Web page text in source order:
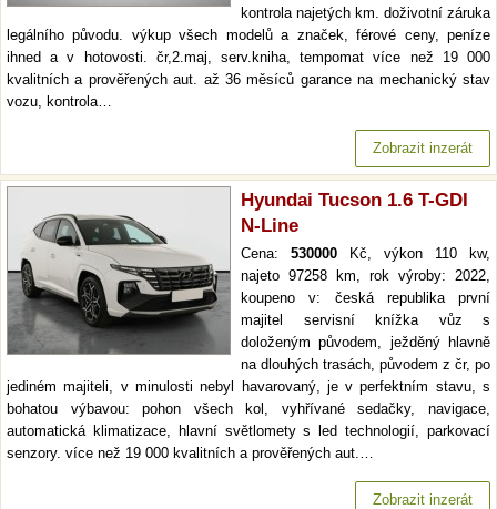
kontrola najetých km. doživotní záruka
legálního původu. výkup všech modelů a značek, férové ceny, peníze
ihned a v hotovosti. čr,2.maj, serv.kniha, tempomat více než 19 000
kvalitních a prověřených aut. až 36 měsíců garance na mechanický stav
vozu, kontrola…
Zobrazit inzerát
Hyundai Tucson 1.6 T-GDI
N-Line
Cena: 530000 Kč, výkon 110 kw,
najeto 97258 km, rok výroby: 2022,
koupeno v: česká republika první
majitel servisní knížka vůz s
doloženým původem, ježděný hlavně
na dlouhých trasách, původem z čr, po
jediném majiteli, v minulosti nebyl havarovaný, je v perfektním stavu, s
bohatou výbavou: pohon všech kol, vyhřívané sedačky, navigace,
automatická klimatizace, hlavní světlomety s led technologií, parkovací
senzory. více než 19 000 kvalitních a prověřených aut.…
Zobrazit inzerát